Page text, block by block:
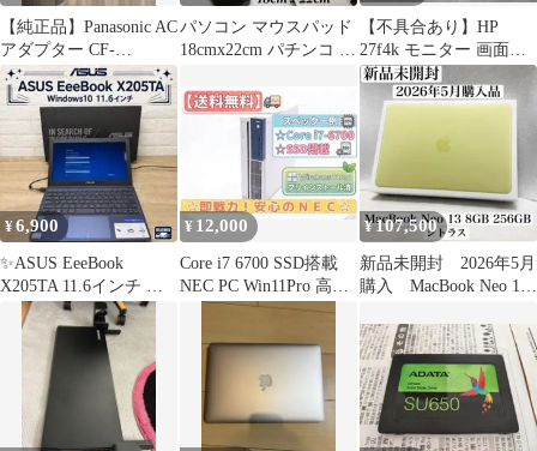
【純正品】Panasonic AC
アダプター CF-
AA6412C M2
パソコン マウスパッド
18cmx22cm パチンコ パ
【不具合あり】HP
27f4k モニター 画面ち
らつき フリッカー現象
¥6,900
✨ASUS EeeBook
X205TA 11.6インチ 訳
あり品
¥ 12,000
Core i7 6700 SSD搭載
NEC PC Win11Pro 高速
動作
¥107,500
新品未開封 2026年5月
購入 MacBook Neo 13